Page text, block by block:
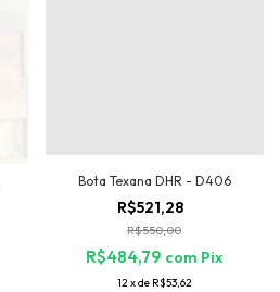
Bota Texana DHR - D406
R$521,28
R$550,00
R$484,79 com Pix
12xde R$53,62